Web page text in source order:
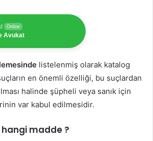
Online
Avukat
listelenmiş olarak katalog
en önemli özelliği, bu suçlardan
halinde şüpheli veya sanık için
var kabul edilmesidir.
madde ?